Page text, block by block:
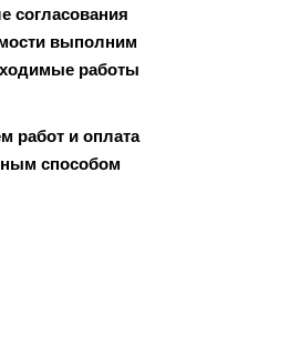
согласования
выполним
работы
работ и оплата
способом